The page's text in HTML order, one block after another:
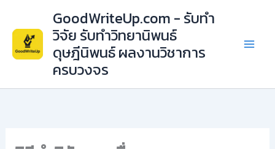
content
GoodWriteUp.com - รับทำ
วิจัย รับทำวิทยานิพนธ์
ดุษฎีนิพนธ์ ผลงานวิชาการ
ครบวงจร